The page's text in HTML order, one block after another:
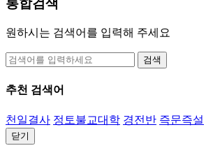
통합검색
원하시는 검색어를 입력해 주세요
검색
추천 검색어
천일결사 정토불교대학 경전반 즉문즉설
닫기